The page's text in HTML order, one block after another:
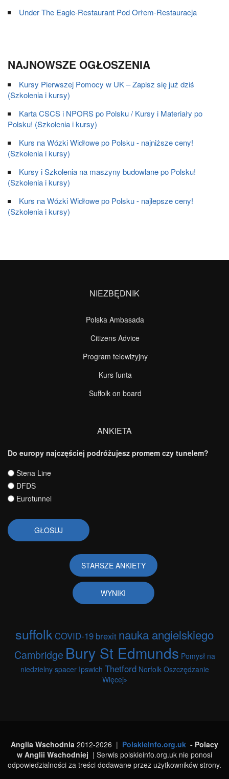
Under The Eagle-Restaurant Pod Orłem-Restauracja
NAJNOWSZE OGŁOSZENIA
Kursy Pierwszej Pomocy w UK – Zapisz się już dziś
(Szkolenia i kursy)
Karta CSCS i NPORS po Polsku / Kursy i Materiały po
Polsku! (Szkolenia i kursy)
Kurs na Wózki Widłowe po Polsku - najniższe ceny!
(Szkolenia i kursy)
Kursy i Szkolenia na maszyny budowlane po Polsku!
(Szkolenia i kursy)
Kurs na Wózki Widłowe po Polsku - najlepsze ceny!
(Szkolenia i kursy)
NIEZBĘDNIK
Polska Ambasada
Citizens Advice
Program telewizyjny
Kurs funta
Suffolk on board
ANKIETA
Do europy najczęściej podróżujesz promem czy tunelem?
Wybory
Stena Line
DFDS
Eurotunnel
STARSZE ANKIETY
WYNIKI
suffolkCOVID-19 brexit nauka angielskiego
Cambridge Bury St Edmunds Pomysł na
niedzielny spacer Ipswich Thetford Norfolk Oszczędzanie
Więcej
Anglia Wschodnia 2012-2026 | PolskieInfo.org.uk - Polacy
w Anglii Wschodniej | Serwis polskieinfo.org.uk nie ponosi
odpowiedzialności za treści dodawane przez użytkowników strony.